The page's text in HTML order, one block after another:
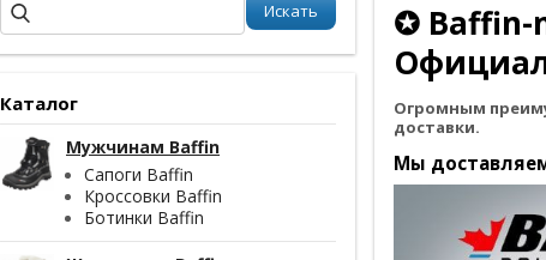
Каталог
Мужчинам Baffin
Сапоги Baffin
Кроссовки Baffin
Ботинки Baffin
✪ Baffin-
Огромным
доставки.
Мы